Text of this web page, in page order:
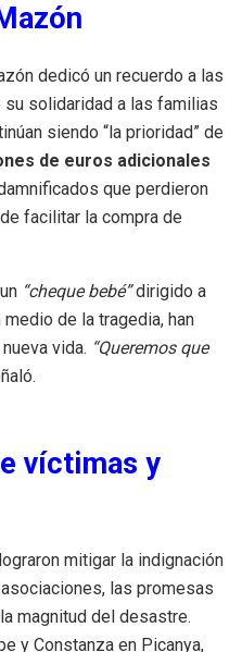
dedicó un recuerdo a las
solidaridad a las familias
siendo “la prioridad” de
de euros adicionales
que perdieron
facilitar la compra de
“cheque bebé”dirigido a
de la tragedia, han
vida. “Queremos que
víctimas y
mitigar la indignación
las promesas
magnitud del desastre.
y Constanza en Picanya,